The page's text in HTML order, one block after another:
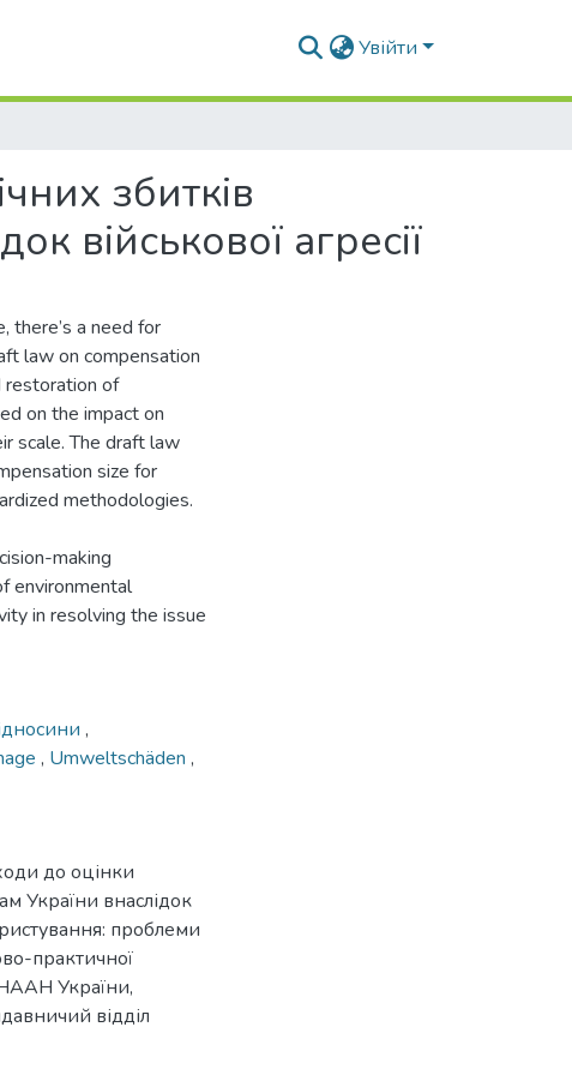
Увійти
збитків
військової агресії
there’s a need for
law on compensation
restoration of
on the impact on
scale. The draft law
size for
methodologies.
making
environmental
in resolving the issue
,
, Umweltschäden ,
до оцінки
України внаслідок
проблеми
практичної
України,
відділ